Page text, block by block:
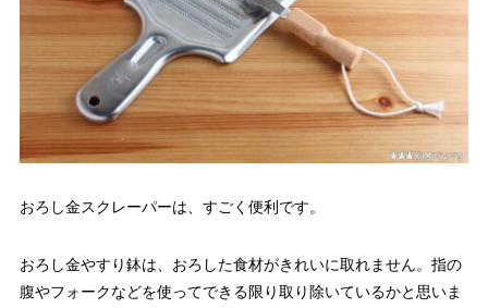
おろし金スクレーパーは、すごく便利です。
おろし金やすり鉢は、おろした食材がきれいに取れません。指の
腹やフォークなどを使ってできる限り取り除いているかと思いま